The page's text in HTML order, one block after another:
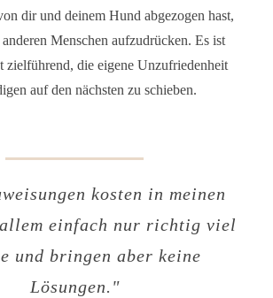
dir und deinem Hund abgezogen hast,
Menschen aufzudrücken. Es ist
zielführend, die eigene Unzufriedenheit
auf den nächsten zu schieben.
kosten in meinen
einfach nur richtig viel
und bringen aber keine
Lösungen."